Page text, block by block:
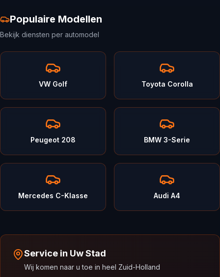
Populaire Modellen
Bekijk diensten per automodel
VW Golf Toyota Corolla
Peugeot 208 BMW 3-Serie
Mercedes C-Klasse Audi A4
Service in Uw Stad
Wij komen naar u toe in heel Zuid-Holland